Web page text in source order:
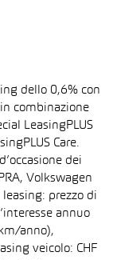
dello 0,6% con
in combinazione
LeasingPLUS
Care.
dei
Volkswagen
prezzo di
annuo
anno),
veicolo: CHF